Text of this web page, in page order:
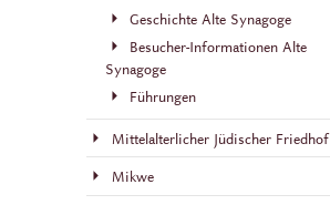
Geschichte Alte Synagoge
Besucher-Informationen Alte
Synagoge
Führungen
Mittelalterlicher Jüdischer Friedhof
Mikwe